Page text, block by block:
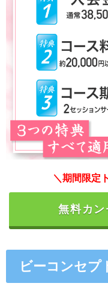
＼期間限定
無料カ
ビーコンセプ